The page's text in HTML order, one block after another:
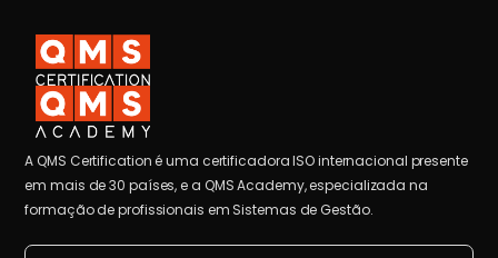
A QMS Certification é uma certificadora ISO internacional presente
em mais de 30 países, e a QMS Academy, especializada na
formação de profissionais em Sistemas de Gestão.